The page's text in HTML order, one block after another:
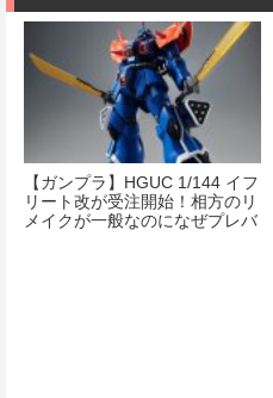
【ガンプラ】HGUC 1/144 イフ
リート改が受注開始！相方のリ
メイクが一般なのになぜプレバ